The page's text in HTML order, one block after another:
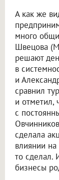
А как же
много
Швецова
решают
в
и
сравнил
и отметил,
с
сделала
влиянии
то сделал.
бизнесы